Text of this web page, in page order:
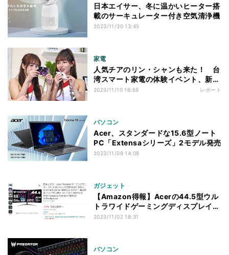
日本エイサー、冬に温かいヒーター搭
載のサーキュレーター付き空気清浄機
2023/11/30 13:45
家電
人気チアのリン・シャンも来た！ 台
湾スマート家電の体験イベント、新宿
で開幕
2023/11/10 16:55 レポート
パソコン
Acer、スタンダードな15.6型ノート
PC「Extensaシリーズ」2モデル発売
2023/11/09 14:08
ガジェット
【Amazon得報】Acerの44.5型ウル
トラワイドゲーミングディスプレイが
13％オフの243,009円！
2023/11/02 18:31
パソコン